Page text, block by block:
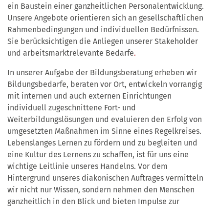
ein Baustein einer ganzheitlichen Personalentwicklung.
Unsere Angebote orientieren sich an gesellschaftlichen
Rahmenbedingungen und individuellen Bedürfnissen.
Sie berücksichtigen die Anliegen unserer Stakeholder
und arbeitsmarktrelevante Bedarfe.
In unserer Aufgabe der Bildungsberatung erheben wir
Bildungsbedarfe, beraten vor Ort, entwickeln vorrangig
mit internen und auch externen Einrichtungen
individuell zugeschnittene Fort- und
Weiterbildungslösungen und evaluieren den Erfolg von
umgesetzten Maßnahmen im Sinne eines Regelkreises.
Lebenslanges Lernen zu fördern und zu begleiten und
eine Kultur des Lernens zu schaffen, ist für uns eine
wichtige Leitlinie unseres Handelns. Vor dem
Hintergrund unseres diakonischen Auftrages vermitteln
wir nicht nur Wissen, sondern nehmen den Menschen
ganzheitlich in den Blick und bieten Impulse zur